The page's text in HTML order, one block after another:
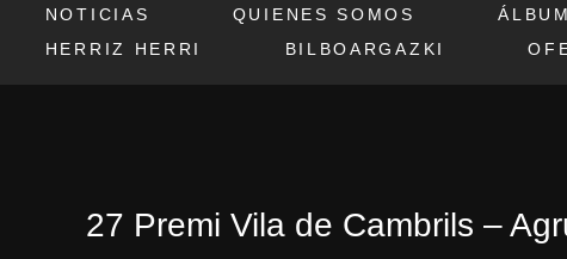
NOTICIAS QUIENES SOMOS
HERRIZ HERRI
BILBOARGAZKI
27 Premi Vila de Cambrils –